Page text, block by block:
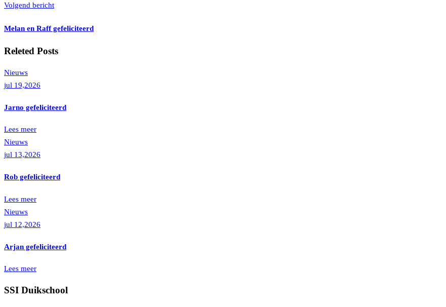
Volgend bericht
Melan en Raff gefeliciteerd
Releted Posts
Nieuws
jul 19,2026
Jarno gefeliciteerd
Lees meer
Nieuws
jul 13,2026
Rob gefeliciteerd
Lees meer
Nieuws
jul 12,2026
Arjan gefeliciteerd
Lees meer
SSI Duikschool